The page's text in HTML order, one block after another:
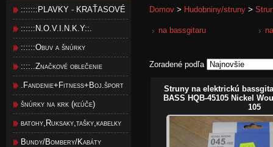
:::::::PLAVKY - KRAŤASOVÉ
::::::N.O.V.I.N.K.Y::.
::::::Obuv a šnúrky
::::..Značkové oblečenie
.Fandenie+Fitness+Boj.šport
šnúrky na krk (kľúče)
batohy,Ruksaky,tašky,kabelky
Bundy/Bombery/Kabáty
Domov > Hudobniny/struny >
na bassgitaru
Zoradené podľa
Struny na elektrickú
BASS HQB-45105 Nickel
105